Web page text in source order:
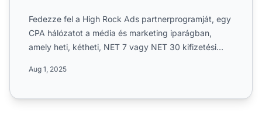
Fedezze fel a High Rock Ads partnerprogramját, egy
CPA hálózatot a média és marketing iparágban,
amely heti, kétheti, NET 7 vagy NET 30 kifizetési
Aug 1, 2025